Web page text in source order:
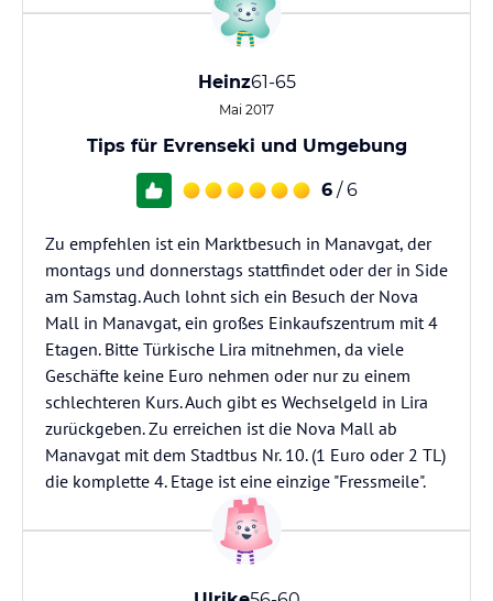
Heinz61-65
Mai 2017
Tips für Evrenseki und Umgebung
6 / 6
Zu empfehlen ist ein Marktbesuch in Manavgat, der
montags und donnerstags stattfindet oder der in Side
am Samstag. Auch lohnt sich ein Besuch der Nova
Mall in Manavgat, ein großes Einkaufszentrum mit 4
Etagen. Bitte Türkische Lira mitnehmen, da viele
Geschäfte keine Euro nehmen oder nur zu einem
schlechteren Kurs. Auch gibt es Wechselgeld in Lira
zurückgeben. Zu erreichen ist die Nova Mall ab
Manavgat mit dem Stadtbus Nr. 10. (1 Euro oder 2 TL)
die komplette 4. Etage ist eine einzige "Fressmeile".